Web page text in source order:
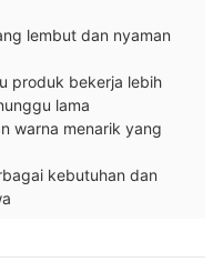
lembut dan nyaman
produk bekerja lebih
lama
warna menarik yang
kebutuhan dan